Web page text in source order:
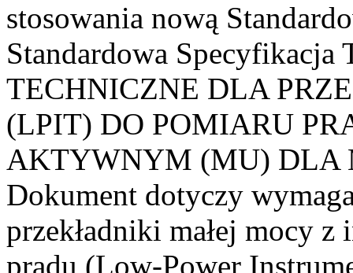
stosowania nową
Standardowa
TECHNICZNE DLA
(LPIT) DO POMIARU
AKTYWNYM (MU) DLA
Dokument dotyczy
przekładniki małej mocy
prądu (Low-Power